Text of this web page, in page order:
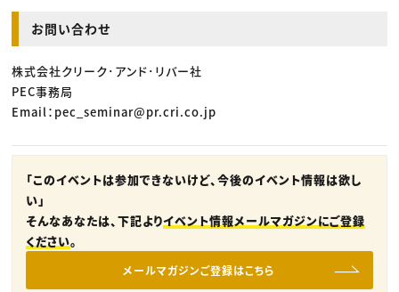
お問い合わせ
株式会社クリーク･アンド･リバー社
PEC事務局
Email：pec_seminar@pr.cri.co.jp
「このイベントは参加できないけど、今後のイベント情報は欲し
い」
そんなあなたは、下記よりイベント情報メールマガジンにご登録
ください。
メールマガジンご登録はこちら